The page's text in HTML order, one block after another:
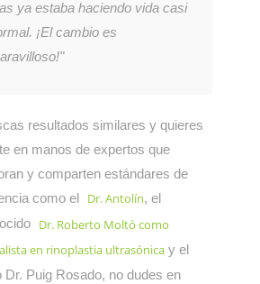
ya estaba haciendo vida casi
¡El cambio es
resultados similares y quieres
en manos de expertos que
y comparten estándares de
como el Dr. Antolín, el
Dr. Roberto Moltó como
en rinoplastia ultrasónica y el
Dr. Puig Rosado, no dudes en